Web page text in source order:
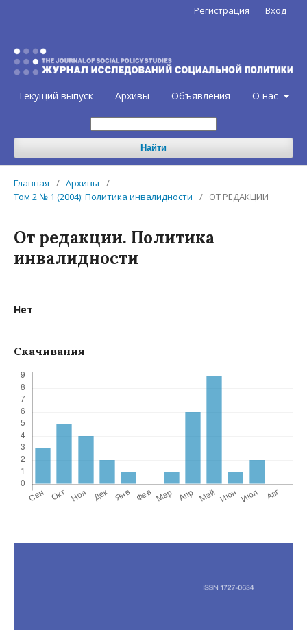
Текущий выпуск Архивы Объявления О нас
Найти
Регистрация Вход
Главная / Архивы
/
Том 2 № 1 (2004): Политика инвалидности
/ ОТ РЕДАКЦИИ
От редакции. Политика
инвалидности
Нет
Скачивания